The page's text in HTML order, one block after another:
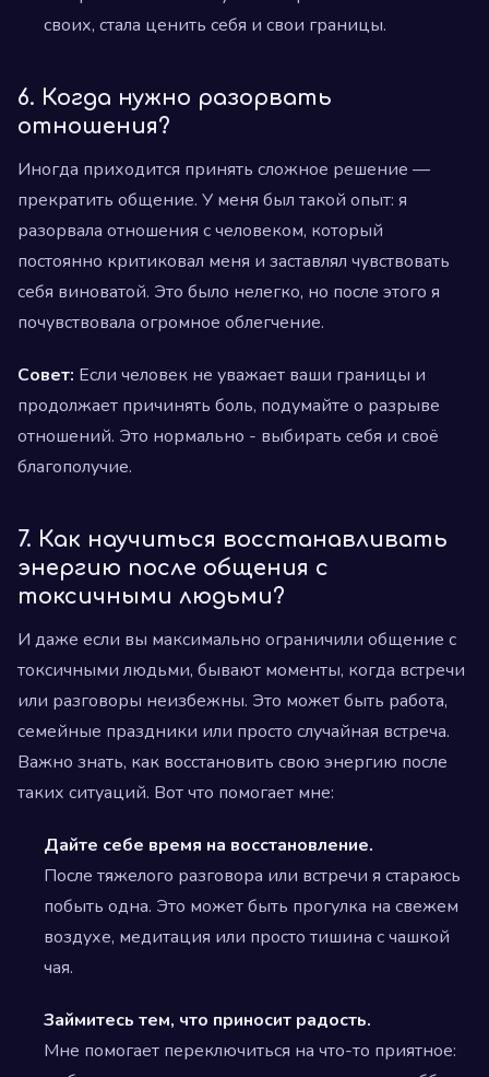
своих, стала ценить себя и свои границы.
6. Когда нужно разорвать
отношения?
Иногда приходится принять сложное решение —
прекратить общение. У меня был такой опыт: я
разорвала отношения с человеком, который
постоянно критиковал меня и заставлял чувствовать
себя виноватой. Это было нелегко, но после этого я
почувствовала огромное облегчение.
Совет: Если человек не уважает ваши границы и
продолжает причинять боль, подумайте о разрыве
отношений. Это нормально - выбирать себя и своё
благополучие.
7. Как научиться восстанавливать
энергию после общения с
токсичными людьми?
И даже если вы максимально ограничили общение с
токсичными людьми, бывают моменты, когда встречи
или разговоры неизбежны. Это может быть работа,
семейные праздники или просто случайная встреча.
Важно знать, как восстановить свою энергию после
таких ситуаций. Вот что помогает мне:
Дайте себе время на восстановление.
После тяжелого разговора или встречи я стараюсь
побыть одна. Это может быть прогулка на свежем
воздухе, медитация или просто тишина с чашкой
чая.
Займитесь тем, что приносит радость.
Мне помогает переключиться на что-то приятное: